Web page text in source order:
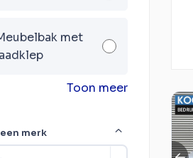
met
Toon meer
merk